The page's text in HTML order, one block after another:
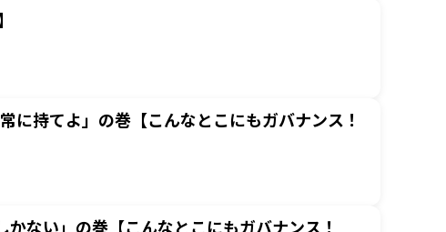
に持てよ」の巻【こんなとこにもガバナンス！
ない」の巻【こんなとこにもガバナンス！